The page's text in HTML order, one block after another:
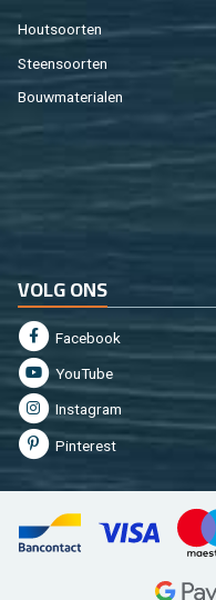
Hout­soor­ten
Steen­soor­ten
Bouw­ma­te­ri­a­len
VOLG ONS
Fa­cebook
You­Tu­be
In­st­agram
Pin­te­rest